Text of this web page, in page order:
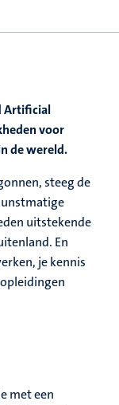
Artificial
voor
de wereld.
steeg de
uitstekende
En
je kennis
met een